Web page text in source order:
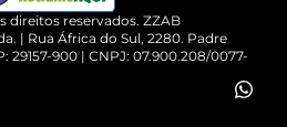
direitos reservados. ZZAB
| Rua África do Sul, 2280. Padre
29157-900 | CNPJ: 07.900.208/0077-